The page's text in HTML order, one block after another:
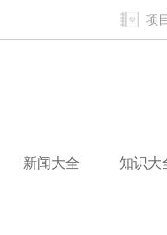
项
新闻大全 知识大